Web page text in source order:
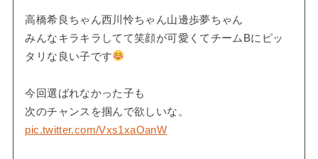
高橋希良ちゃん西川怜ちゃん山邊歩夢ちゃん
みんなキラキラしてて笑顔が可愛くてチームBにピッ
タリな良い子です
今回選ばれなかった子も
次のチャンスを掴んで欲しいな。
pic.twitter.com/Vxs1xaOanW